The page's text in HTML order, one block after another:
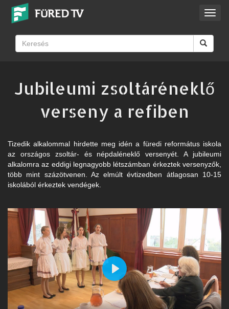
Jubileumi zsoltáréneklő
verseny a refiben
Tizedik alkalommal hirdette meg idén a füredi református iskola
az országos zsoltár- és népdaléneklő versenyét. A jubileumi
alkalomra az eddigi legnagyobb létszámban érkeztek versenyzők,
több mint százötvenen. Az elmúlt évtizedben átlagosan 10-15
iskolából érkeztek vendégek.
Play